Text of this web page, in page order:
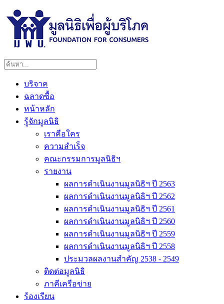
บริจาค
ฉลาดซื้อ
หน้าหลัก
รู้จักมูลนิธิ
เราคือใคร
ความสำเร็จ
คณะกรรมการมูลนิธิฯ
รายงาน
ผลการดำเนินงานมูลนิธิฯ ปี 2563
ผลการดำเนินงานมูลนิธิฯ ปี 2562
ผลการดำเนินงานมูลนิธิฯ ปี 2561
ผลการดำเนินงานมูลนิธิฯ ปี 2560
ผลการดำเนินงานมูลนิธิฯ ปี 2559
ผลการดำเนินงานมูลนิธิฯ ปี 2558
ประมวลผลงานสำคัญ 2538 - 2549
ติดต่อมูลนิธิ
ภาคีเครือข่าย
ร้องเรียน